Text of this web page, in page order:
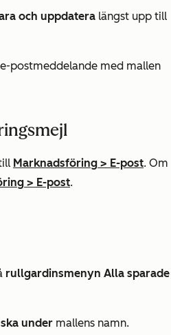
och uppdatera längst upp till
postmeddelande med mallen
Marknadsföring > E-post. Om
> E-post.
rullgardinsmenyn Alla sparade
under mallens namn.